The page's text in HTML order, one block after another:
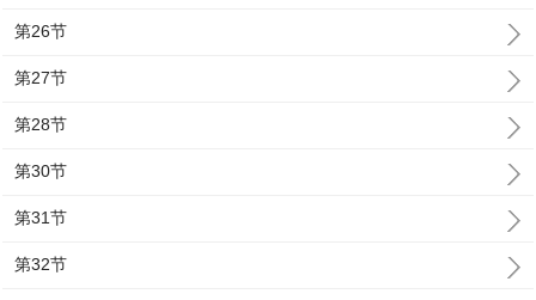
第26节
第27节
第28节
第30节
第31节
第32节